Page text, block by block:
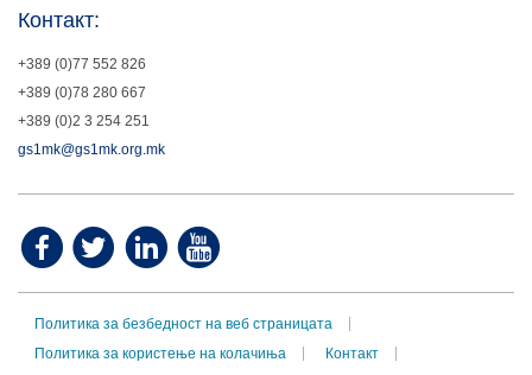
Контакт:
+389 (0)77 552 826
+389 (0)78 280 667
+389 (0)2 3 254 251
gs1mk@gs1mk.org.mk
Политика за безбедност на веб страницата
Политика за користење на колачиња
Контакт